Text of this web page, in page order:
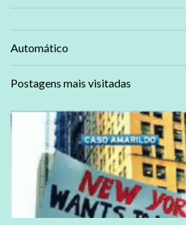
Automático
Postagens mais visitadas